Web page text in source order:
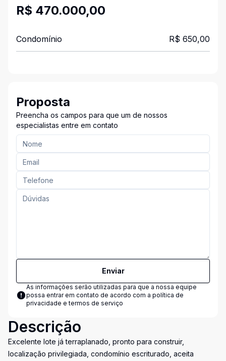
R$ 470.000,00
Condomínio R$ 650,00
Proposta
Preencha os campos para que um de nossos
especialistas entre em contato
Enviar
As informações serão utilizadas para que a nossa equipe
possa entrar em contato de acordo com a política de
privacidade e termos de serviço
Descrição
Excelente lote já terraplanado, pronto para construir,
localização privilegiada, condomínio escriturado, aceita